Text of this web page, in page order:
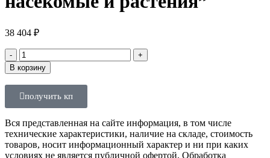
38 404 ₽
В корзину
получить кп
Вся представленная на сайте информация, в том числе
технические характеристики, наличие на складе, стоимость
товаров, носит информационный характер и ни при каких
условиях не является публичной офертой. Обработка